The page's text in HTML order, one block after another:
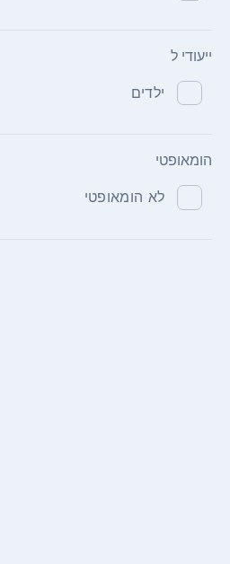
ייעודי ל
ילדים
הומאופטי
לא הומאופטי